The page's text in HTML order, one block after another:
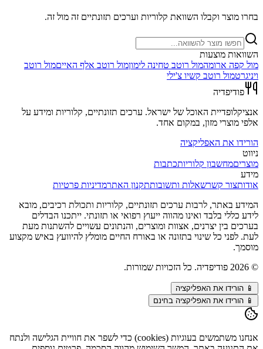
בחרו מוצר וקבלו השוואת קלוריות וערכים תזונתיים זה מול זה.
השוואות מוצעות
מול קפה ארומהמול רוטב טחינה לימוןמול רוטב אלף האייםמול רוטב
ויניגרטמול רוטב קשיו צ'ילי
פודיפדיה
אנציקלופדיית האוכל של ישראל. ערכים תזונתיים, קלוריות ומידע על
אלפי מוצרי מזון, במקום אחד.
הורידו את האפליקציה
ניווט
מוצריםמחשבון קלוריותכתבות
מידע
אודותצור קשרשאלות ותשובותתקנון האתרמדיניות פרטיות
המידע באתר, לרבות ערכים תזונתיים, קלוריות ותכולת רכיבים, מובא
לידע כללי בלבד ואינו מהווה ייעוץ רפואי או תזונתי. ייתכנו הבדלים
בערכים בין יצרנים, אצוות ומוצרים, והנתונים עשויים להשתנות מעת
לעת. לפני כל שינוי בתזונה או באורח החיים מומלץ להיוועץ באיש מקצוע
מוסמך.
©
2026 פודיפדיה. כל הזכויות שמורות.
📱 הורידו את האפליקציה
📱 הורידו את האפליקציה בחינם
אנחנו משתמשים בעוגיות (cookies) כדי לשפר את חוויית הגלישה ולנתח